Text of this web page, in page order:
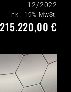
12/2022
inkl. 19% MwSt.
215.220,00 €